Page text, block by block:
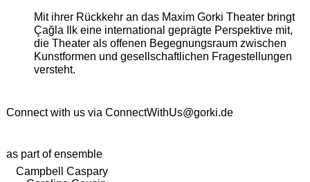
Mit ihrer Rückkehr an das Maxim Gorki Theater bringt
Çağla Ilk eine international geprägte Perspektive mit,
die Theater als offenen Begegnungsraum zwischen
Kunstformen und gesellschaftlichen Fragestellungen
versteht.
Connect with us via ConnectWithUs@gorki.de
as part of ensemble
Campbell Caspary